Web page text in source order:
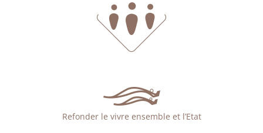
Refonder le vivre ensemble et l’Etat